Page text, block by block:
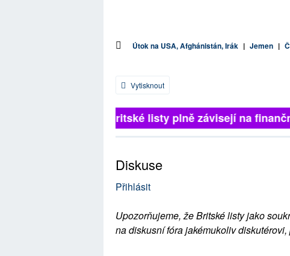
Útok na USA, Afghánistán, Irák | Jemen |
Vytisknout
Britské listy plně závisejí na
Diskuse
Přihlásit
Upozorňujeme, že Britské listy jako
na diskusní fóra jakémukoliv